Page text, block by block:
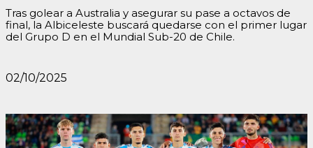
Tras golear a Australia y asegurar su pase a octavos de
final, la Albiceleste buscará quedarse con el primer lugar
del Grupo D en el Mundial Sub-20 de Chile.
02/10/2025